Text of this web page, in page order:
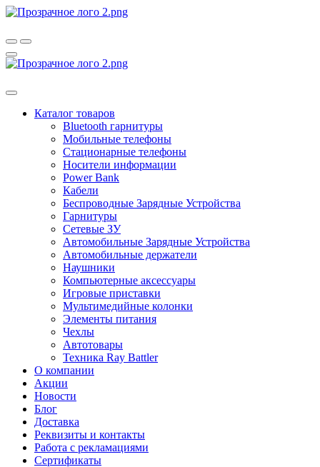
Каталог товаров
Bluetooth гарнитуры
Мобильные телефоны
Стационарные телефоны
Носители информации
Power Bank
Кабели
Беспроводные Зарядные Устройства
Гарнитуры
Сетевые ЗУ
Автомобильные Зарядные Устройства
Автомобильные держатели
Наушники
Компьютерные аксессуары
Игровые приставки
Мультимедийные колонки
Элементы питания
Чехлы
Автотовары
Техника Ray Battler
О компании
Акции
Новости
Блог
Доставка
Реквизиты и контакты
Работа с рекламациями
Сертификаты